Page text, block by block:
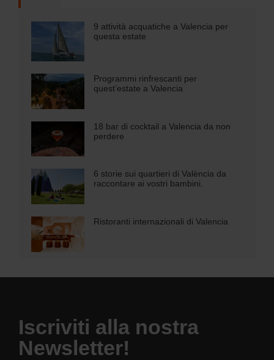
9 attività acquatiche a Valencia per
questa estate
Programmi rinfrescanti per
quest’estate a Valencia
18 bar di cocktail a Valencia da non
perdere
6 storie sui quartieri di València da
raccontare ai vostri bambini.
Ristoranti internazionali di Valencia
Iscriviti alla nostra
Newsletter!